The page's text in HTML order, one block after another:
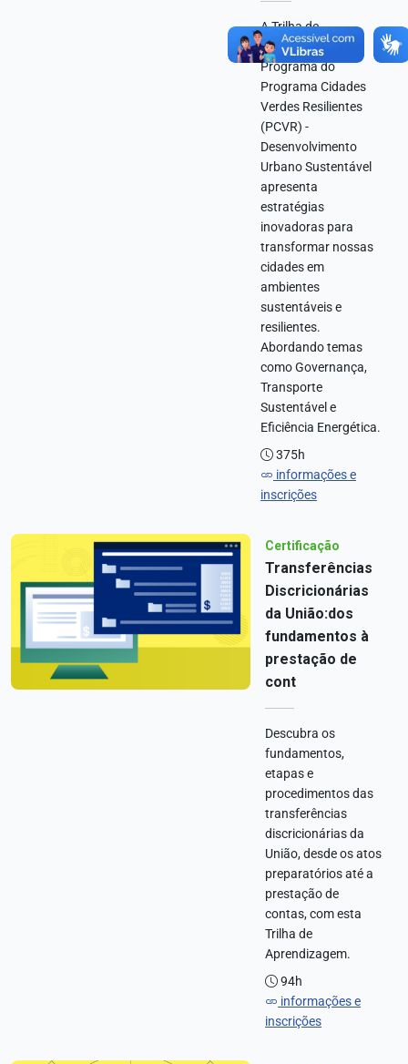
A Trilha de
Aprendizagem do
Programa do
Programa Cidades
Verdes Resilientes
(PCVR) -
Desenvolvimento
Urbano Sustentável
apresenta
estratégias
inovadoras para
transformar nossas
cidades em
ambientes
sustentáveis e
resilientes.
Abordando temas
como Governança,
Transporte
Sustentável e
Eficiência Energética.
375h
informações e
inscrições
Certificação
Transferências
Discricionárias
da União:dos
fundamentos à
prestação de
cont
Descubra os
fundamentos,
etapas e
procedimentos das
transferências
discricionárias da
União, desde os atos
preparatórios até a
prestação de
contas, com esta
Trilha de
Aprendizagem.
94h
informações e
inscrições